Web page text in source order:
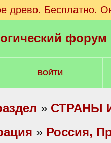
древо. Бесплатно.
ВОЙТИ
» СТРАНЫ
» Россия,